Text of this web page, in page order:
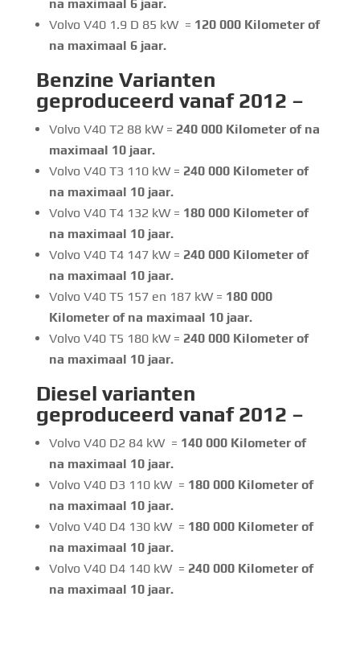
na maximaal 6 jaar.
Volvo V40 1.9 D 85 kW = 120 000 Kilometer of
na maximaal 6 jaar.
Benzine Varianten
geproduceerd vanaf 2012 –
Volvo V40 T2 88 kW = 240 000 Kilometer of na
maximaal 10 jaar.
Volvo V40 T3 110 kW = 240 000 Kilometer of
na maximaal 10 jaar.
Volvo V40 T4 132 kW = 180 000 Kilometer of
na maximaal 10 jaar.
Volvo V40 T4 147 kW = 240 000 Kilometer of
na maximaal 10 jaar.
Volvo V40 T5 157 en 187 kW = 180 000
Kilometer of na maximaal 10 jaar.
Volvo V40 T5 180 kW = 240 000 Kilometer of
na maximaal 10 jaar.
Diesel varianten
geproduceerd vanaf 2012 –
Volvo V40 D2 84 kW = 140 000 Kilometer of
na maximaal 10 jaar.
Volvo V40 D3 110 kW = 180 000 Kilometer of
na maximaal 10 jaar.
Volvo V40 D4 130 kW = 180 000 Kilometer of
na maximaal 10 jaar.
Volvo V40 D4 140 kW = 240 000 Kilometer of
na maximaal 10 jaar.